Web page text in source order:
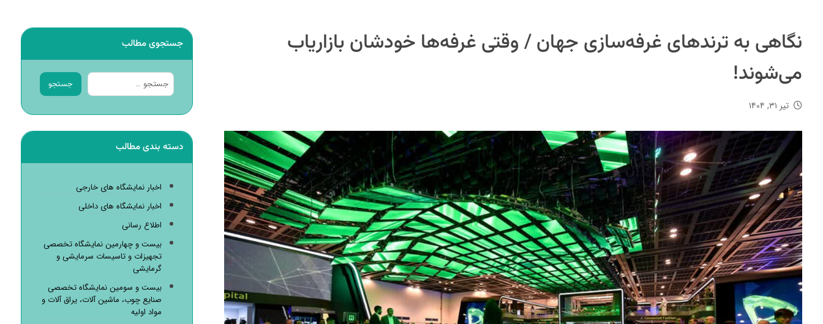
نگاهی به ترندهای غرفه‌سازی جهان / وقتی غرفه‌ها خودشان بازاریاب
می‌شوند!
تیر ۳۱, ۱۴۰۴
جستجوی مطالب
جستجو
دسته بندی مطالب
اخبار نمایشگاه های خارجی
اخبار نمایشگاه های داخلی
اطلاع رسانی
بیست و چهارمین نمایشگاه تخصصی
تجهیزات و تاسیسات سرمایشی و
گرمایشی
بیست و سومین نمایشگاه تخصصی
صنایع چوب، ماشین آلات، یراق آلات و
مواد اولیه